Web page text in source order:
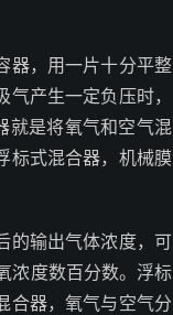
器，用一片十分平整
产生一定负压时，
就是将氧气和空气混
标式混合器，机械膜
的输出气体浓度，可
浓度数百分数。浮标
合器，氧气与空气分